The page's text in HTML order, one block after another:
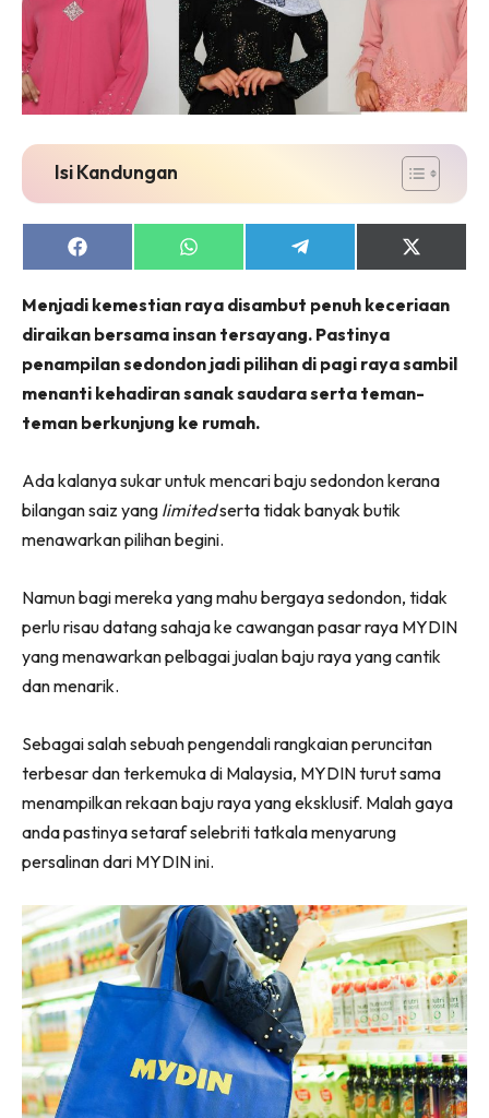
Isi Kandungan
Share
on
Share
on
Share
on
Share
on
(Twitter)
Menjadi kemestian raya disambut penuh keceriaan
diraikan bersama insan tersayang. Pastinya
penampilan sedondon jadi pilihan di pagi raya sambil
menanti kehadiran sanak saudara serta teman-
teman berkunjung ke rumah.
Ada kalanya sukar untuk mencari baju sedondon kerana
bilangan saiz yang limitedserta tidak banyak butik
menawarkan pilihan begini.
Namun bagi mereka yang mahu bergaya sedondon, tidak
perlu risau datang sahaja ke cawangan pasar raya MYDIN
yang menawarkan pelbagai jualan baju raya yang cantik
dan menarik.
Sebagai salah sebuah pengendali rangkaian peruncitan
terbesar dan terkemuka di Malaysia, MYDIN turut sama
menampilkan rekaan baju raya yang eksklusif. Malah gaya
anda pastinya setaraf selebriti tatkala menyarung
persalinan dari MYDIN ini.